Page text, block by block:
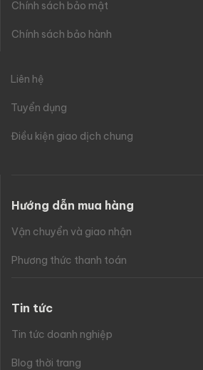
Chính sách bảo mật
Chính sách bảo hành
Liên hệ
Tuyển dụng
Điều kiện giao dịch chung
Hướng dẫn mua hàng
Vận chuyển và giao nhận
Phương thức thanh toán
Tin tức
Tin tức doanh nghiệp
Blog thời trang